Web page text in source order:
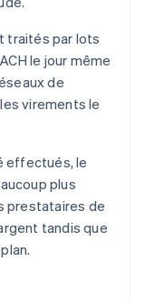
traités par lots
le jour même
de
virements le
effectués, le
plus
prestataires de
tandis que